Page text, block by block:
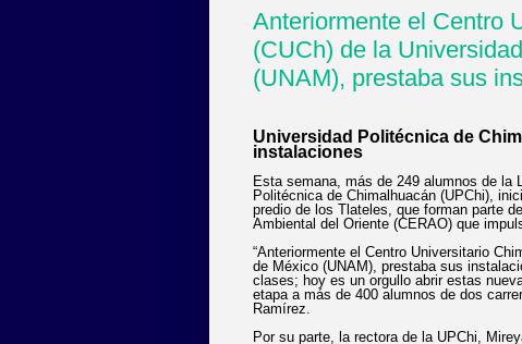
Anteriormente el Centro
(CUCh) de la
(UNAM), prestaba sus
Universidad Politécnica de
instalaciones
Esta semana, más de 249 alumnos de la
Politécnica de Chimalhuacán (UPChi),
predio de los Tlateles, que forman parte
Ambiental del Oriente (CERAO) que
“Anteriormente el Centro Universitario
de México (UNAM), prestaba sus
clases; hoy es un orgullo abrir estas
etapa a más de 400 alumnos de dos
Ramírez.
Por su parte, la rectora de la UPChi,